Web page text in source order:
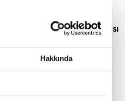
Hakkında
MİLYONER FORM SAYFASI